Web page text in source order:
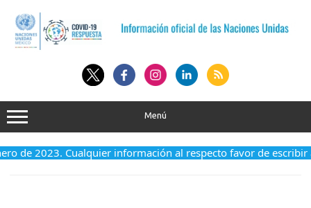
contenido
Menú
de 2023. Cualquier información al respecto favor de escribir